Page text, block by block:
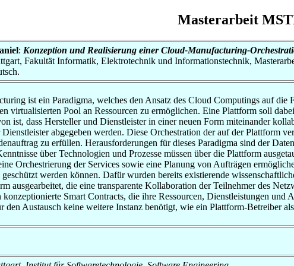
Masterarbeit
: Konzeption und Realisierung einer Cloud-Manufacturing-
Fakultät Informatik, Elektrotechnik und Informationstechnik,
ist ein Paradigma, welches den Ansatz des Cloud Computings auf
virtualisierten Pool an Ressourcen zu ermöglichen. Eine Plattform soll
ist, dass Hersteller und Dienstleister in einer neuen Form miteinander
abgegeben werden. Diese Orchestration der auf der Plattform
zu erfüllen. Herausforderungen für dieses Paradigma sind der
über Technologien und Prozesse müssen über die Plattform
Orchestrierung der Services sowie eine Planung von Aufträgen
werden können. Dafür wurden bereits existierende
ausgearbeitet, die eine transparente Kollaboration der Teilnehmer des
Smart Contracts, die ihre Ressourcen, Dienstleistungen
den Austausch keine weitere Instanz benötigt, wie ein Plattform-Betreiber